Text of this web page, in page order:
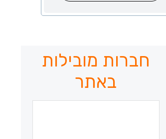
חברות מובילות
באתר